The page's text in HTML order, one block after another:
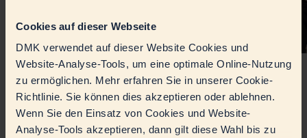
Cookies auf dieser Webseite
DMK verwendet auf dieser Website Cookies und
Website-Analyse-Tools, um eine optimale Online-Nutzung
zu ermöglichen. Mehr erfahren Sie in unserer Cookie-
Richtlinie. Sie können dies akzeptieren oder ablehnen.
Wenn Sie den Einsatz von Cookies und Website-
Analyse-Tools akzeptieren, dann gilt diese Wahl bis zu
Podcast Denkfutter: Thomas Schaaf über Führung durch Vertrauen
Er ist im Fußballgeschäft einer der erfolgreichsten Protagonisten, als
Spieler und auch als Trainer.
Staffel 4 Folge 11
Für Thomas Schaaf funktioniert Führung nur über Vertrauen, das